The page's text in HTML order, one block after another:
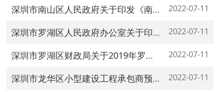
深圳市南山区人民政府关于印发《南山区建设工程预选库管理办法》的通知 2022-07-11
深圳市罗湖区人民政府办公室关于印发深圳市罗湖区建设工程招标投标管理暂行办法及其配套文件的通知 2022-07-11
深圳市罗湖区财政局关于2019年罗湖区政府集中采购目录等事项的通知 2022-07-11
深圳市龙华区小型建设工程承包商预选库管理办法实施细则 2022-07-11